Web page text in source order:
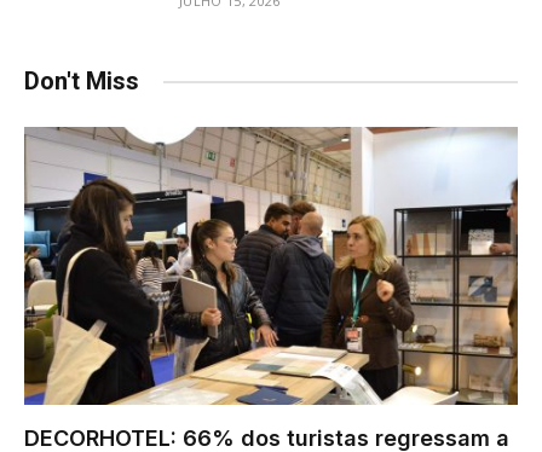
Don't Miss
DECORHOTEL: 66% dos turistas regressam a